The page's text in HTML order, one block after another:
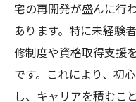
未経験者が
る方法
松戸駅近く
鉄筋工とし
宅の再開発が盛んに行
あります。特に未経験
修制度や資格取得支援
です。これにより、初
し、キャリアを積むこ